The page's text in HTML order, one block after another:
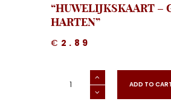
“HUWELIJKSKAART –
HARTEN”
€ 2.89
"Huwelijkskaart
Gouden ADD TO